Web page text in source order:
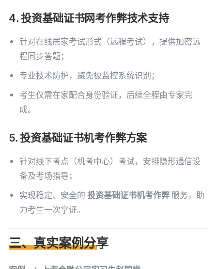
4. 投资基础证书网考作弊技术支持
针对在线居家考试形式（远程考试），提供加密远
程同步答题；
专业技术防护，避免被监控系统识别；
考生仅需在家配合身份验证，后续全程由专家完
成。
5. 投资基础证书机考作弊方案
针对线下考点（机考中心）考试，安排隐形通信设
备及考场指导；
实现稳定、安全的投资基础证书机考作弊服务，助
力考生一次拿证。
三、真实案例分享